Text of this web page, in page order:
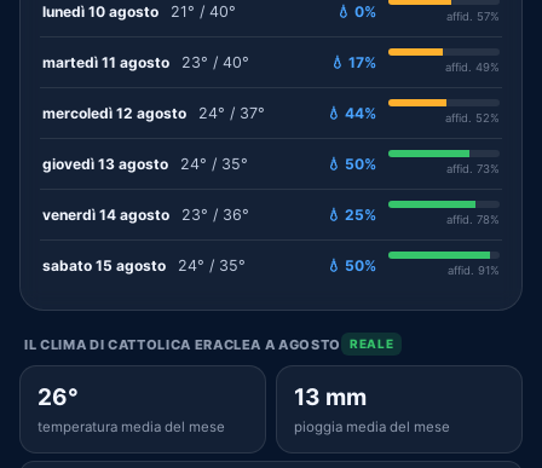
lunedì 10 agosto 21° / 40° 💧 0% affid. 57%
martedì 11 agosto 23° / 40° 💧 17% affid. 49%
mercoledì 12 agosto 24° / 37° 💧 44% affid. 52%
giovedì 13 agosto 24° / 35° 💧 50% affid. 73%
venerdì 14 agosto 23° / 36° 💧 25% affid. 78%
sabato 15 agosto 24° / 35° 💧 50% affid. 91%
IL CLIMA DI CATTOLICA ERACLEA A AGOSTO REALE
26°
temperatura media del mese
13 mm
pioggia media del mese